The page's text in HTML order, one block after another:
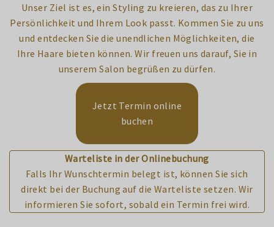
Unser Ziel ist es, ein Styling zu kreieren, das zu Ihrer
Persönlichkeit und Ihrem Look passt. Kommen Sie zu uns
und entdecken Sie die unendlichen Möglichkeiten, die
Ihre Haare bieten können. Wir freuen uns darauf, Sie in
unserem Salon begrüßen zu dürfen.
Jetzt Termin online
buchen
Warteliste in der Onlinebuchung
Falls Ihr Wunschtermin belegt ist, können Sie sich
direkt bei der Buchung auf die Warteliste setzen. Wir
informieren Sie sofort, sobald ein Termin frei wird.